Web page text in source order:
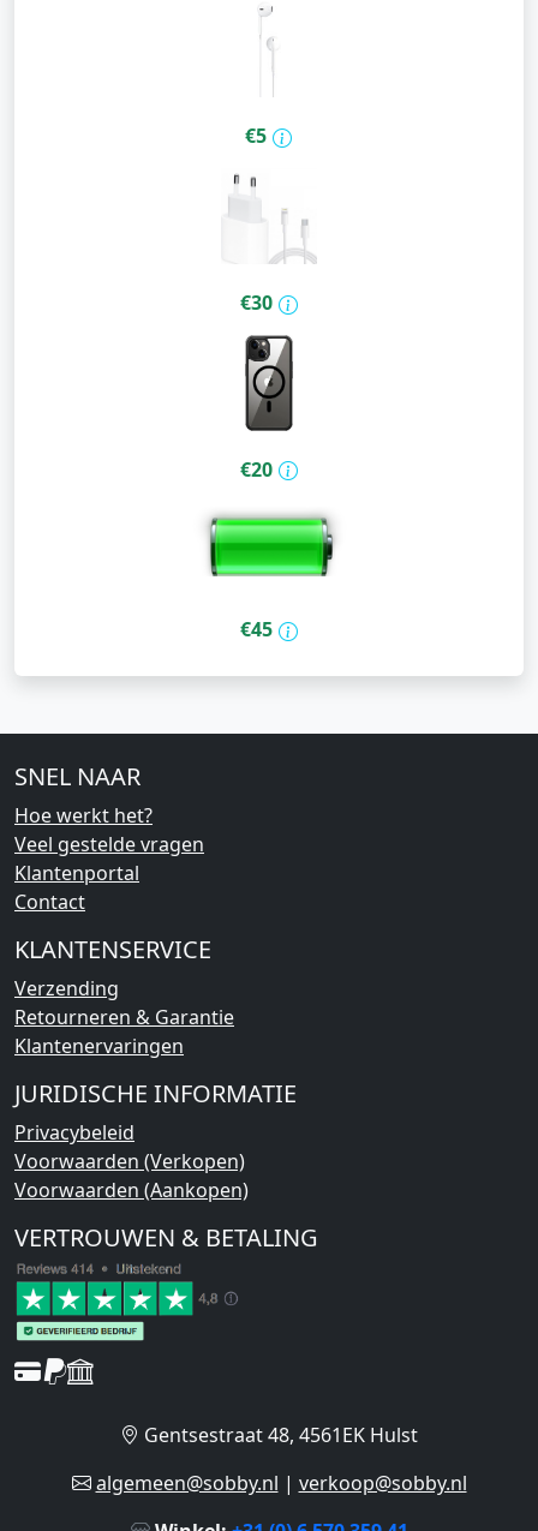
€5
€30
€20
€45
SNEL NAAR
Hoe werkt het?
Veel gestelde vragen
Klantenportal
Contact
KLANTENSERVICE
Verzending
Retourneren & Garantie
Klantenervaringen
JURIDISCHE INFORMATIE
Privacybeleid
Voorwaarden (Verkopen)
Voorwaarden (Aankopen)
VERTROUWEN & BETALING
Gentsestraat 48, 4561EK Hulst
algemeen@sobby.nl | verkoop@sobby.nl